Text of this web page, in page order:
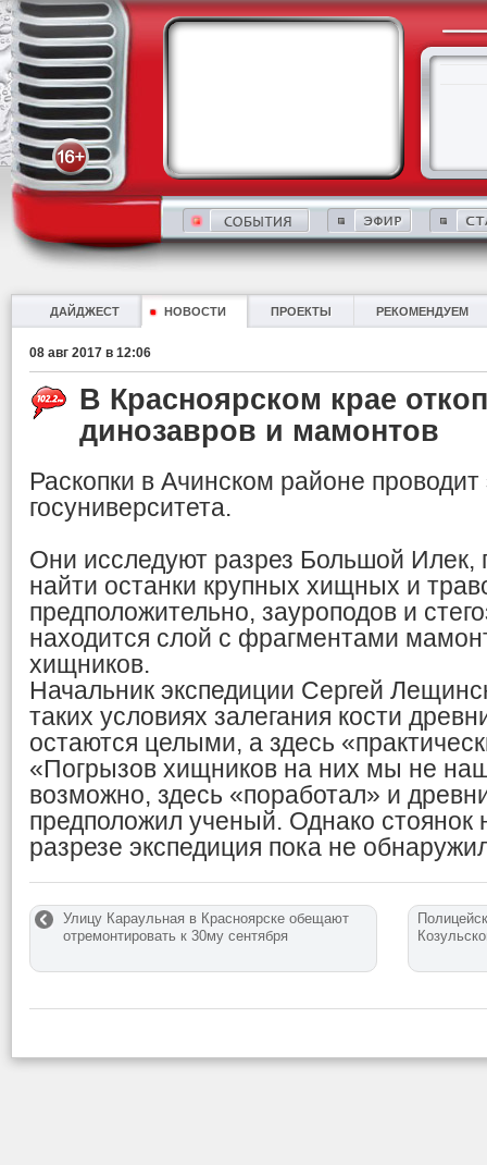
ДАЙДЖЕСТ НОВОСТИ ПРОЕКТЫ РЕКОМЕНДУЕМ
08 авг 2017 в 12:06
В Красноярском крае
динозавров и мамонтов
Раскопки в Ачинском районе проводит
госуниверситета.
Они исследуют разрез Большой Илек,
найти останки крупных хищных и
предположительно, зауроподов и
находится слой с фрагментами
хищников.
Начальник экспедиции Сергей
таких условиях залегания кости
остаются целыми, а здесь
«Погрызов хищников на них мы не
возможно, здесь «поработал» и
предположил ученый. Однако стоянок
разрезе экспедиция пока не
Улицу Караульная в Красноярске обещают
отремонтировать к 30му сентября